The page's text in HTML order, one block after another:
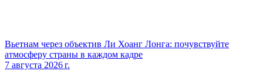
Вьетнам через объектив Ли Хоанг Лонга: почувствуйте
атмосферу страны в каждом кадре
7 августа 2026 г.